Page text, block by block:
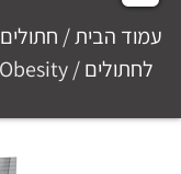
עמוד הבית/ חתולים
לחתולים/ Vetlife Obesity – מזון רפואי לחתולים 2 ק"ג